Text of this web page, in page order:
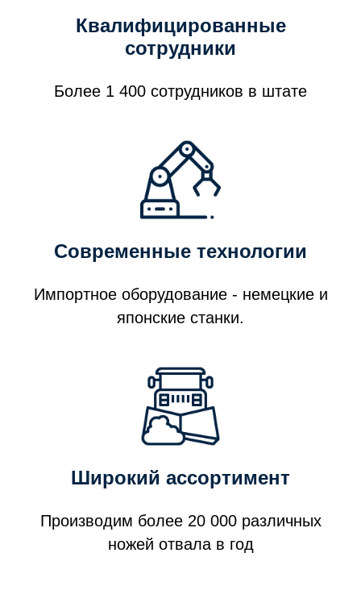
Квалифицированные
сотрудники
Более 1 400 сотрудников в штате
Современные технологии
Импортное оборудование - немецкие и
японские станки.
Широкий ассортимент
Производим более 20 000 различных
ножей отвала в год